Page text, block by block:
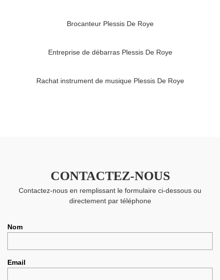
Brocanteur Plessis De Roye
Entreprise de débarras Plessis De Roye
Rachat instrument de musique Plessis De Roye
CONTACTEZ-NOUS
Contactez-nous en remplissant le formulaire ci-dessous ou
directement par téléphone
Nom
Email